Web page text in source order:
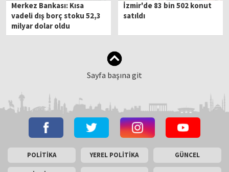
Merkez Bankası: Kısa
vadeli dış borç stoku 52,3
milyar dolar oldu
İzmir'de 83 bin 502 konut
satıldı
Sayfa başına git
POLİTİKA YEREL POLİTİKA GÜNCEL